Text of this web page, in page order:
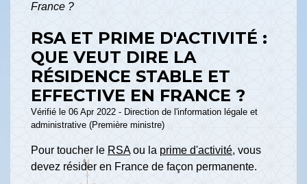
France ?
RSA ET PRIME D'ACTIVITÉ :
QUE VEUT DIRE LA
RÉSIDENCE STABLE ET
EFFECTIVE EN FRANCE ?
Vérifié le 06 Apr 2022 - Direction de l'information légale et
administrative (Première ministre)
Pour toucher le RSAou la prime d'activité, vous
devez résider en France de façon permanente.